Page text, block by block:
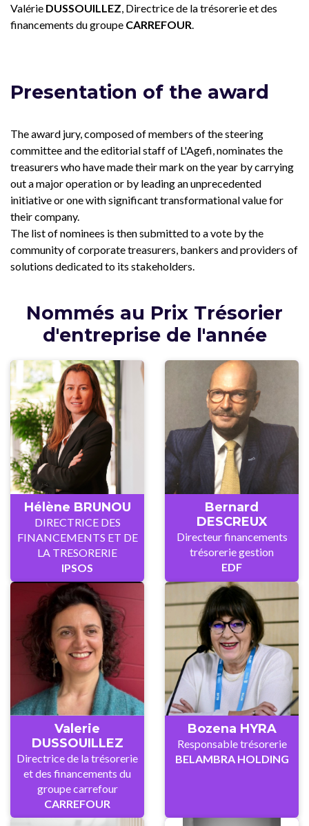
Valérie DUSSOUILLEZ, Directrice de la trésorerie et des
financements du groupe CARREFOUR.
Presentation of the award
The award jury, composed of members of the steering
committee and the editorial staff of L'Agefi, nominates the
treasurers who have made their mark on the year by carrying
out a major operation or by leading an unprecedented
initiative or one with significant transformational value for
their company.
The list of nominees is then submitted to a vote by the
community of corporate treasurers, bankers and providers of
solutions dedicated to its stakeholders.
Nommés au Prix Trésorier
d'entreprise de l'année
Hélène BRUNOU
DIRECTRICE DES
FINANCEMENTS ET DE
LA TRESORERIE
IPSOS
Bernard
DESCREUX
Directeur financements
trésorerie gestion
EDF
Valerie
DUSSOUILLEZ
Directrice de la trésorerie
et des financements du
groupe carrefour
CARREFOUR
Bozena HYRA
Responsable trésorerie
BELAMBRA HOLDING